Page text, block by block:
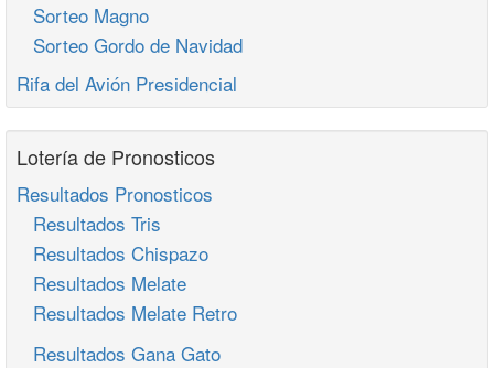
Sorteo Magno
Sorteo Gordo de Navidad
Rifa del Avión Presidencial
Lotería de Pronosticos
Resultados Pronosticos
Resultados Tris
Resultados Chispazo
Resultados Melate
Resultados Melate Retro
Resultados Gana Gato